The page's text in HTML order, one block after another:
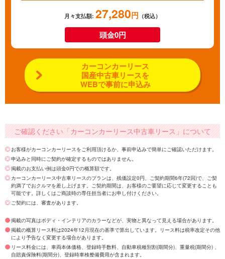
月々支払額: 27,280円 （税込）
頭金0円
カーコンカーリース
国産中古車リースを
WEBで事前に申込み
ご確認ください「カーコンカーリース中古車リース」について
お客様がカーコンカーリースをご利用頂けるか、事前申込みで簡単にご確認いただけます。
申込みと同時にご契約が確定するものではありません。
掲載のお支払い例は頭金0円での概算額です。
カーコンカーリース中古車リースのプランは、残価設定0円、ご契約期間6年(72回)で、ご契
約満了でおクルマを差し上げます。ご契約期間は、お客様のご要望に応じて変更することも
可能です。詳しくはご商談時の専任担当者にお申し付けください。
ご契約には、審査があります。
掲載の写真はボディ・インテリアのカラーなどが、実物と異なって見える場合があります。
掲載の概算リース料は2024年12月現在の基準で算出しています。リース料は税率改定その他
により予告なく変更する場合があります。
リース料金には、車両本体価格、登録時手数料、自動車税種別割(期間分)、重量税(期間分) 、
自賠責保険料(期間分)、登録時車検整備費用が含まれます。